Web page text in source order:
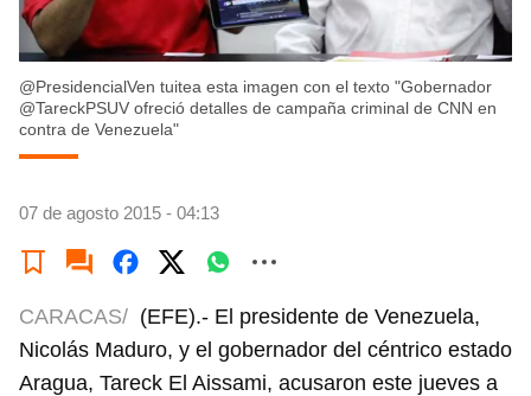
@PresidencialVen tuitea esta imagen con el texto "Gobernador
@TareckPSUV ofreció detalles de campaña criminal de CNN en
contra de Venezuela"
07 de agosto 2015 - 04:13
CARACAS/ (EFE).- El presidente de Venezuela,
Nicolás Maduro, y el gobernador del céntrico estado
Aragua, Tareck El Aissami, acusaron este jueves a